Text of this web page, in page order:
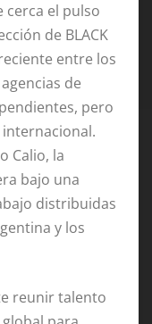
cerca el pulso
de BLACK
entre los
de
pero
Calio, la
bajo una
distribuidas
y los
reunir talento